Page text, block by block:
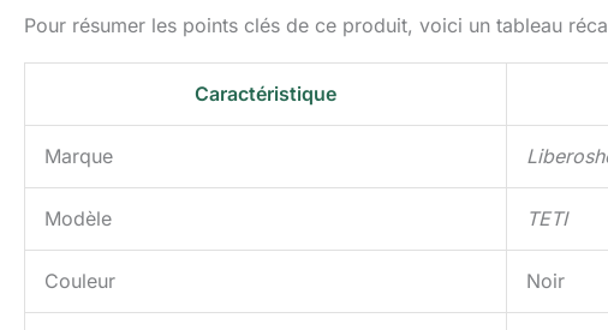
Pour résumer les points clés de ce produit, voici un tableau
Caractéristique
Marque
Modèle TETI
Couleur Noir